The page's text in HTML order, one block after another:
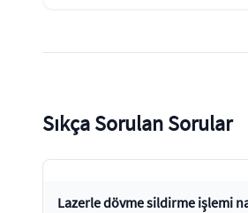
Sıkça Sorulan Sorular
Lazerle dövme sildirme işlemi